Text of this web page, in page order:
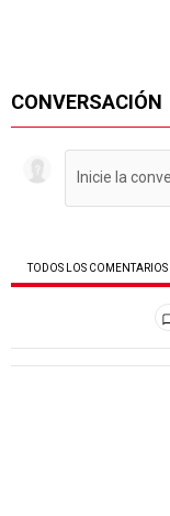
CONVERSACIÓN
TODOS LOS COMENTARIOS
Todos los